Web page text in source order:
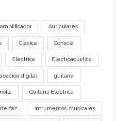
amplificador Auriculares
Clasica Consola
Electrica Electroacustica
digital guitarra
Guitarra Electrica
Intrumentos musicales